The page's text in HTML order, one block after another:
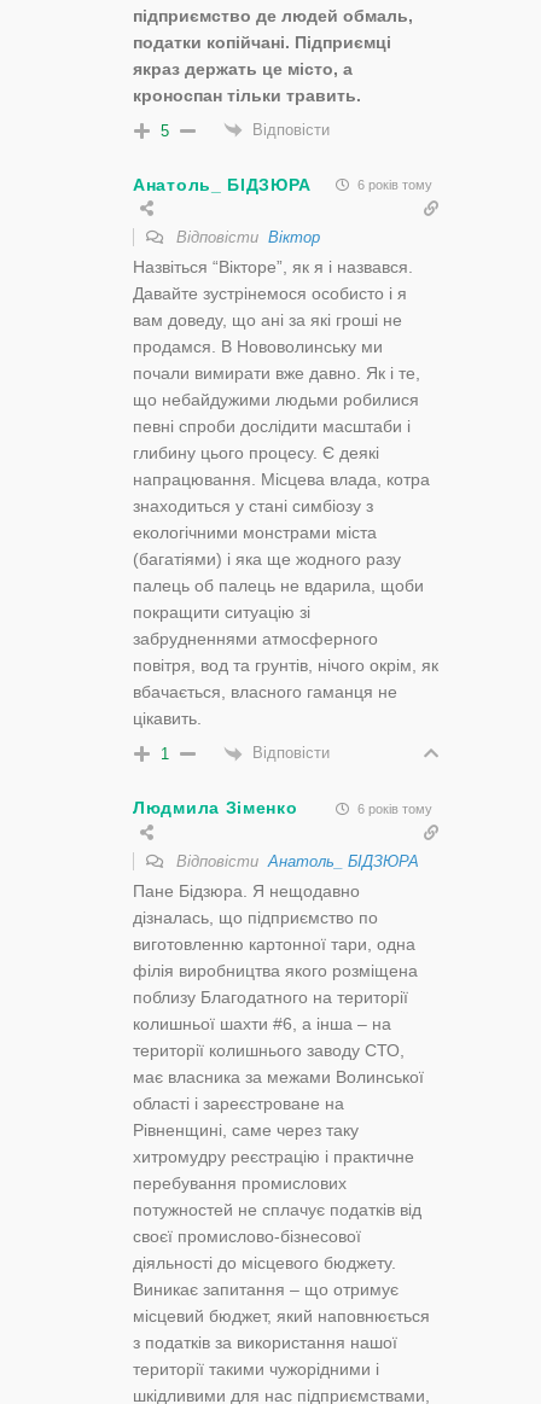
підприємство де людей обмаль,
податки копійчані. Підприємці
якраз держать це місто, а
кроноспан тільки травить.
5 Відповісти
Анатоль_ БІДЗЮРА 6 років тому
Відповісти Віктор
Назвіться “Вікторе”, як я і назвався.
Давайте зустрінемося особисто і я
вам доведу, що ані за які гроші не
продамся. В Нововолинську ми
почали вимирати вже давно. Як і те,
що небайдужими людьми робилися
певні спроби дослідити масштаби і
глибину цього процесу. Є деякі
напрацювання. Місцева влада, котра
знаходиться у стані симбіозу з
екологічними монстрами міста
(багатіями) і яка ще жодного разу
палець об палець не вдарила, щоби
покращити ситуацію зі
забрудненнями атмосферного
повітря, вод та грунтів, нічого окрім, як
вбачається, власного гаманця не
цікавить.
1 Відповісти
Людмила Зіменко 6 років тому
Відповісти Анатоль_ БІДЗЮРА
Пане Бідзюра. Я нещодавно
дізналась, що підприємство по
виготовленню картонної тари, одна
філія виробництва якого розміщена
поблизу Благодатного на території
колишньої шахти #6, а інша – на
території колишнього заводу СТО,
має власника за межами Волинської
області і зареєстроване на
Рівненщині, саме через таку
хитромудру реєстрацію і практичне
перебування промислових
потужностей не сплачує податків від
своєї промислово-бізнесової
діяльності до місцевого бюджету.
Виникає запитання – що отримує
місцевий бюджет, який наповнюється
з податків за використання нашої
території такими чужорідними і
шкідливими для нас підприємствами,